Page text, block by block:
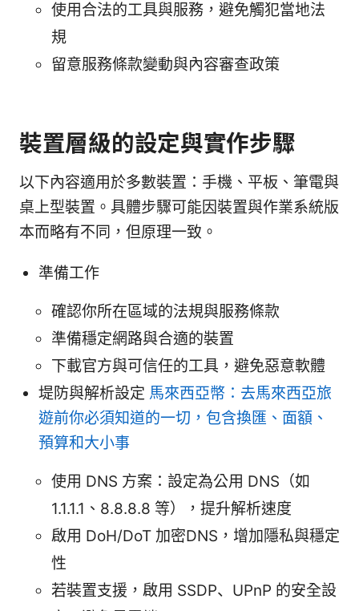
使用合法的工具與服務，避免觸犯當地法
規
留意服務條款變動與內容審查政策
裝置層級的設定與實作步驟
以下內容適用於多數裝置：手機、平板、筆電與
桌上型裝置。具體步驟可能因裝置與作業系統版
本而略有不同，但原理一致。
準備工作
確認你所在區域的法規與服務條款
準備穩定網路與合適的裝置
下載官方與可信任的工具，避免惡意軟體
堤防與解析設定 馬來西亞幣：去馬來西亞旅
遊前你必須知道的一切，包含換匯、面額、
預算和大小事
使用 DNS 方案：設定為公用 DNS（如
1.1.1.1、8.8.8.8 等），提升解析速度
啟用 DoH/DoT 加密DNS，增加隱私與穩定
性
若裝置支援，啟用 SSDP、UPnP 的安全設